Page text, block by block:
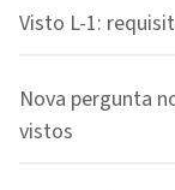
Visto L-1:
Nova pergunta
vistos